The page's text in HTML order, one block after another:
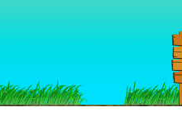
Képző és
munkatárs (Festő)